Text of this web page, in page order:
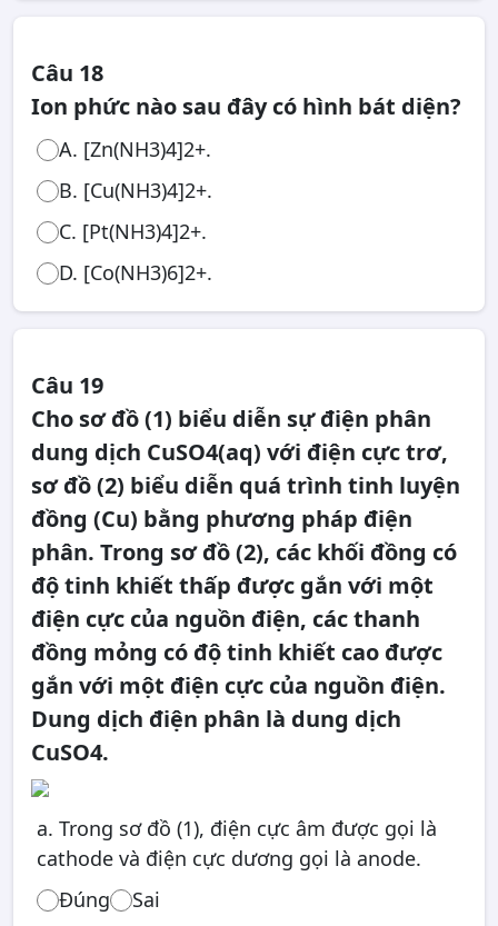
Câu 18
Ion phức nào sau đây có hình bát diện?
A. [Zn(NH3)4]2+.
B. [Cu(NH3)4]2+.
C. [Pt(NH3)4]2+.
D. [Co(NH3)6]2+.
Câu 19
Cho sơ đồ (1) biểu diễn sự điện phân
dung dịch CuSO4(aq) với điện cực trơ,
sơ đồ (2) biểu diễn quá trình tinh luyện
đồng (Cu) bằng phương pháp điện
phân. Trong sơ đồ (2), các khối đồng có
độ tinh khiết thấp được gắn với một
điện cực của nguồn điện, các thanh
đồng mỏng có độ tinh khiết cao được
gắn với một điện cực của nguồn điện.
Dung dịch điện phân là dung dịch
CuSO4.
a. Trong sơ đồ (1), điện cực âm được gọi là
cathode và điện cực dương gọi là anode.
Đúng
Sai